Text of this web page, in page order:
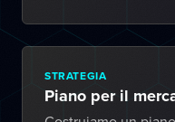
STRATEGIA
Piano per il